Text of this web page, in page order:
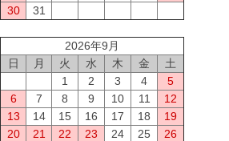
30
31
2026年9月
日
月 火 水 木 金
土
1
2 3 4
5
6
7 8 9 10 11
12
13
14 15 16 17 18
19
20
21 22 23 24 25
26